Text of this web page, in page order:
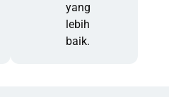
yang
lebih
baik.